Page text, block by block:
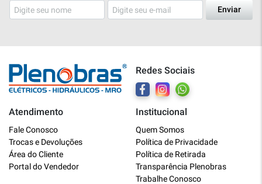
Enviar
Redes Sociais
Atendimento
Fale Conosco
Trocas e Devoluções
Área do Cliente
Portal do Vendedor
Institucional
Quem Somos
Política de Privacidade
Política de Retirada
Transparência Plenobras
Trabalhe Conosco
Online
Bem vindo a Plenobras! Aqui você
encontra toda a linha de materiais